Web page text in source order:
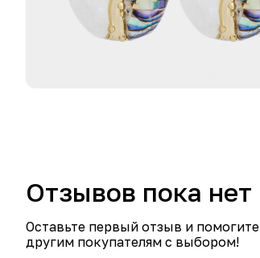
Отзывов пока нет
Оставьте первый отзыв и помогите
другим покупателям с выбором!